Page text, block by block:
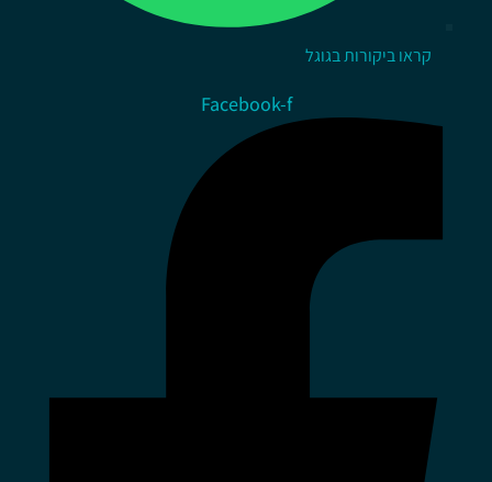
קראו ביקורות בגוגל
Facebook-f